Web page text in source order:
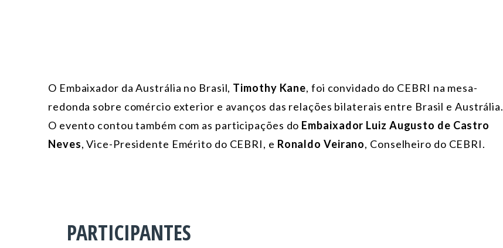
O Embaixador da Austrália no Brasil, Timothy Kane, foi convidado do CEBRI na mesa-
redonda sobre comércio exterior e avanços das relações bilaterais entre Brasil e Austrália.
O evento contou também com as participações do Embaixador Luiz Augusto de Castro
Neves, Vice-Presidente Emérito do CEBRI, e Ronaldo Veirano, Conselheiro do CEBRI.
PARTICIPANTES